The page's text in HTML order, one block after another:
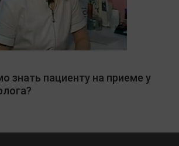
знать пациенту на приеме у